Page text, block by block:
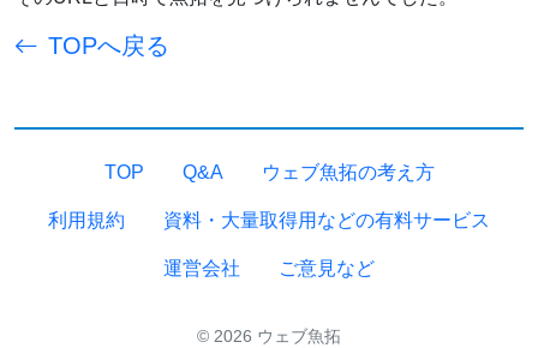
TOPへ戻る
TOP Q&A ウェブ魚拓の考え方
利用規約 資料・大量取得用などの有料サービス
運営会社 ご意見など
© 2026 ウェブ魚拓